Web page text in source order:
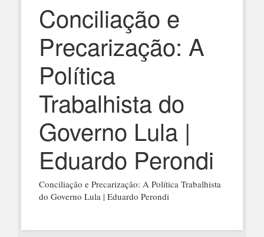
Conciliação e
Precarização: A
Política
Trabalhista do
Governo Lula |
Eduardo Perondi
Conciliação e Precarização: A Política Trabalhista
do Governo Lula | Eduardo Perondi